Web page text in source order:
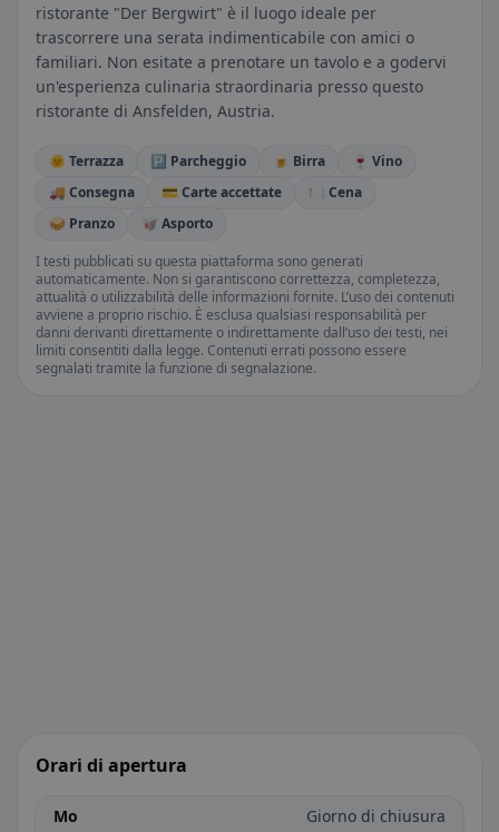
ristorante "Der Bergwirt" è il luogo ideale per
trascorrere una serata indimenticabile con amici o
familiari. Non esitate a prenotare un tavolo e a godervi
un'esperienza culinaria straordinaria presso questo
ristorante di Ansfelden, Austria.
🌞 Terrazza 🅿️ Parcheggio 🍺 Birra
🍷 Vino
🚚 Consegna
💳 Carte accettate
🍽️ Cena
🥪 Pranzo
🥡 Asporto
I testi pubblicati su questa piattaforma sono generati
automaticamente. Non si garantiscono correttezza, completezza,
attualità o utilizzabilità delle informazioni fornite. L’uso dei contenuti
avviene a proprio rischio. È esclusa qualsiasi responsabilità per
danni derivanti direttamente o indirettamente dall’uso dei testi, nei
limiti consentiti dalla legge. Contenuti errati possono essere
segnalati tramite la funzione di segnalazione.
Orari di apertura
Mo
Giorno di chiusura